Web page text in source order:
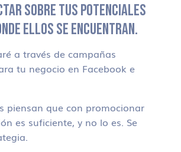
SOBRE TUS POTENCIALES
ELLOS SE ENCUENTRAN.
a través de campañas
tu negocio en Facebook e
piensan que con promocionar
es suficiente, y no lo es. Se